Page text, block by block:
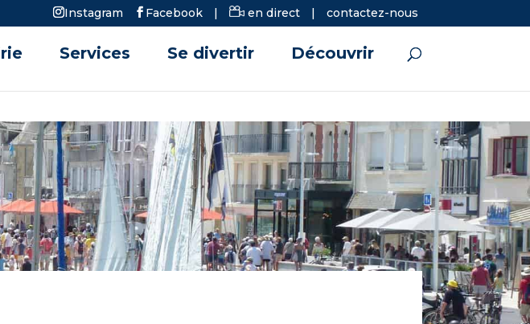
Instagram Facebook | en direct | contactez-nous
Services Se divertir Découvrir